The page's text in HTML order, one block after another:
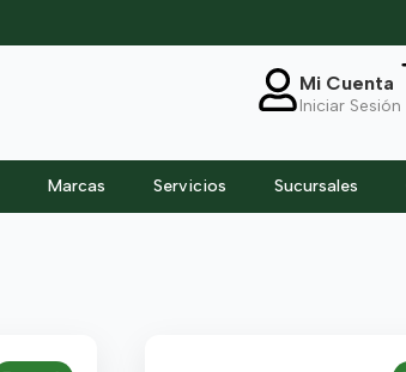
Mi Cuenta
Iniciar Sesión
Marcas Servicios Sucursales